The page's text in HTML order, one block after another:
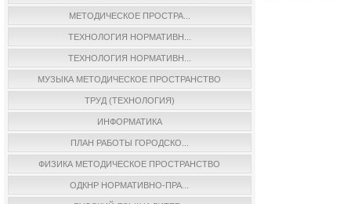
МЕТОДИЧЕСКОЕ ПРОСТРА...
ТЕХНОЛОГИЯ НОРМАТИВН...
ТЕХНОЛОГИЯ НОРМАТИВН...
МУЗЫКА МЕТОДИЧЕСКОЕ ПРОСТРАНСТВО
ТРУД (ТЕХНОЛОГИЯ)
ИНФОРМАТИКА
ПЛАН РАБОТЫ ГОРОДСКО...
ФИЗИКА МЕТОДИЧЕСКОЕ ПРОСТРАНСТВО
ОДКНР НОРМАТИВНО-ПРА...